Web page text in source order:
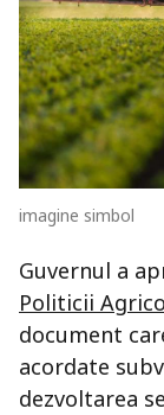
imagine simbol
Guvernul a
Politicii
document
acordate
dezvoltarea